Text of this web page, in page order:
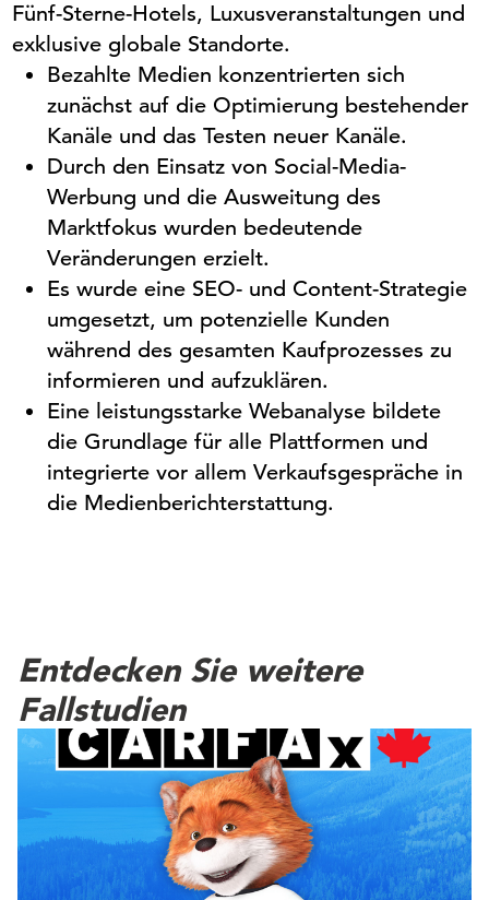
Fünf-Sterne-Hotels, Luxusveranstaltungen und
exklusive globale Standorte.
Bezahlte Medien konzentrierten sich
zunächst auf die Optimierung bestehender
Kanäle und das Testen neuer Kanäle.
Durch den Einsatz von Social-Media-
Werbung und die Ausweitung des
Marktfokus wurden bedeutende
Veränderungen erzielt.
Es wurde eine SEO- und Content-Strategie
umgesetzt, um potenzielle Kunden
während des gesamten Kaufprozesses zu
informieren und aufzuklären.
Eine leistungsstarke Webanalyse bildete
die Grundlage für alle Plattformen und
integrierte vor allem Verkaufsgespräche in
die Medienberichterstattung.
Entdecken Sie weitere
Fallstudien